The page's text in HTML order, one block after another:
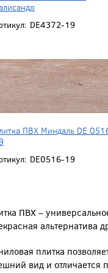
DE4372-19
ПВХ Миндаль DE
DE0516-19
ПВХ –
альтернатива
плитка
вид и отличается